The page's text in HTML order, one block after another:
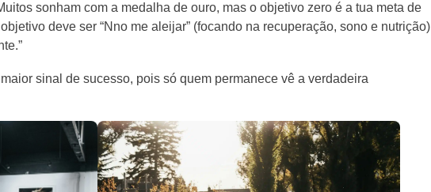
sonham com a medalha de ouro, mas o objetivo zero é a tua meta de
deve ser “Nno me aleijar” (focando na recuperação, sono e nutrição)
sinal de sucesso, pois só quem permanece vê a verdadeira